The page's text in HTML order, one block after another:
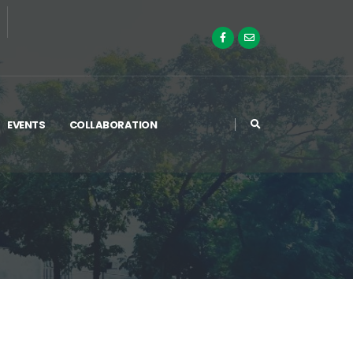
EVENTS COLLABORATION